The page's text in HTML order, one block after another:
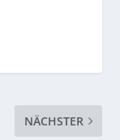
NÄCHSTER